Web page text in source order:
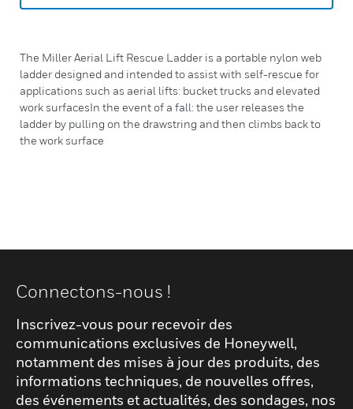
The Miller Aerial Lift Rescue Ladder is a portable nylon web
ladder designed and intended to assist with self-rescue for
applications such as aerial lifts: bucket trucks and elevated
work surfacesIn the event of a fall: the user releases the
ladder by pulling on the drawstring and then climbs back to
the work surface
Connectons-nous !
Inscrivez-vous pour recevoir des
communications exclusives de Honeywell,
notamment des mises à jour des produits, des
informations techniques, de nouvelles offres,
des événements et actualités, des sondages, nos